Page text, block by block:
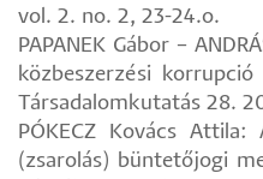
vol. 2. no. 2, 23-24.o.
PAPANEK Gábor –
közbeszerzési
Társadalomkutatás 28.
PÓKECZ Kovács
(zsarolás) büntetőjogi